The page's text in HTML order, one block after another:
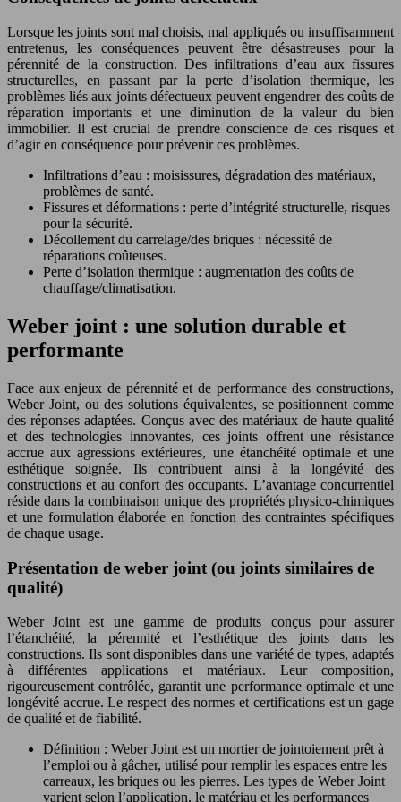
Lorsque les joints sont mal choisis, mal appliqués ou insuffisamment
entretenus, les conséquences peuvent être désastreuses pour la
pérennité de la construction. Des infiltrations d’eau aux fissures
structurelles, en passant par la perte d’isolation thermique, les
problèmes liés aux joints défectueux peuvent engendrer des coûts de
réparation importants et une diminution de la valeur du bien
immobilier. Il est crucial de prendre conscience de ces risques et
d’agir en conséquence pour prévenir ces problèmes.
Infiltrations d’eau : moisissures, dégradation des matériaux,
problèmes de santé.
Fissures et déformations : perte d’intégrité structurelle, risques
pour la sécurité.
Décollement du carrelage/des briques : nécessité de
réparations coûteuses.
Perte d’isolation thermique : augmentation des coûts de
chauffage/climatisation.
Weber joint : une solution durable et
performante
Face aux enjeux de pérennité et de performance des constructions,
Weber Joint, ou des solutions équivalentes, se positionnent comme
des réponses adaptées. Conçus avec des matériaux de haute qualité
et des technologies innovantes, ces joints offrent une résistance
accrue aux agressions extérieures, une étanchéité optimale et une
esthétique soignée. Ils contribuent ainsi à la longévité des
constructions et au confort des occupants. L’avantage concurrentiel
réside dans la combinaison unique des propriétés physico-chimiques
et une formulation élaborée en fonction des contraintes spécifiques
de chaque usage.
Présentation de weber joint (ou joints similaires de
qualité)
Weber Joint est une gamme de produits conçus pour assurer
l’étanchéité, la pérennité et l’esthétique des joints dans les
constructions. Ils sont disponibles dans une variété de types, adaptés
à différentes applications et matériaux. Leur composition,
rigoureusement contrôlée, garantit une performance optimale et une
longévité accrue. Le respect des normes et certifications est un gage
de qualité et de fiabilité.
Définition : Weber Joint est un mortier de jointoiement prêt à
l’emploi ou à gâcher, utilisé pour remplir les espaces entre les
carreaux, les briques ou les pierres. Les types de Weber Joint
varient selon l’application, le matériau et les performances